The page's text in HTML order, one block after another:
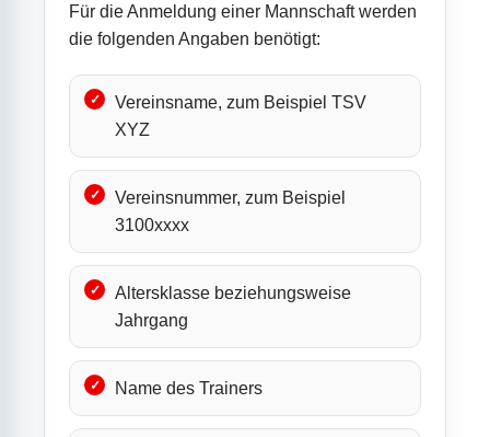
Für die Anmeldung einer Mannschaft werden
die folgenden Angaben benötigt:
Vereinsname, zum Beispiel TSV
XYZ
Vereinsnummer, zum Beispiel
3100xxxx
Altersklasse beziehungsweise
Jahrgang
Name des Trainers